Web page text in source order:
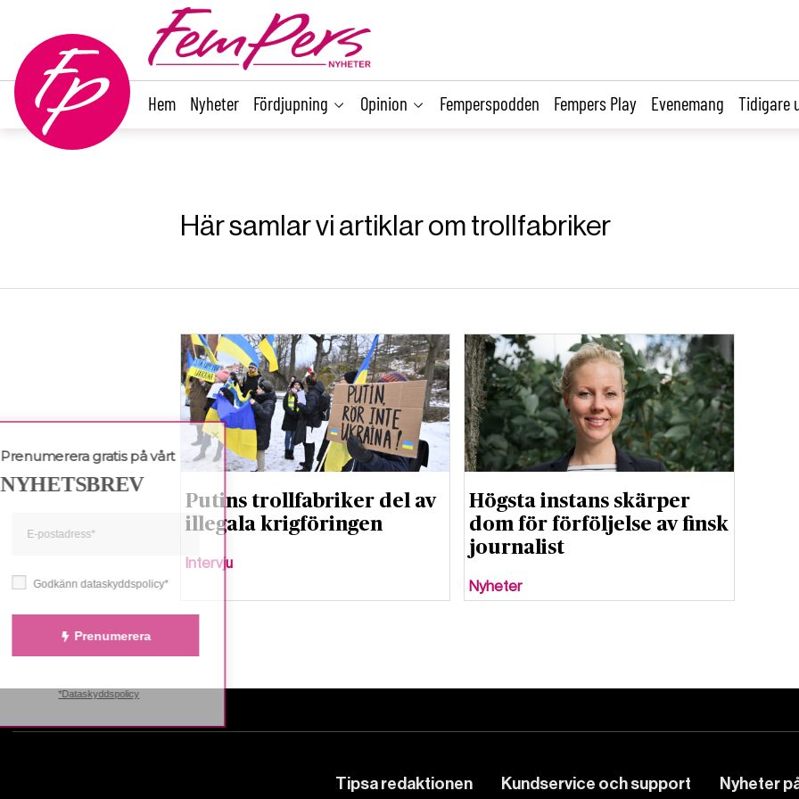
Hem Nyheter Fördjupning Opinion Femperspodden Fempers Play Evenemang Tidigare
Här samlar vi artiklar om trollfabriker
Putins trollfabriker del av
illegala krigföringen
Intervju
Högsta instans skärper
dom för förföljelse av finsk
journalist
Nyheter
Tipsa redaktionen Kundservice och support Nyheter
Godkänn dataskyddspolicy*
Prenumerera
Prenumerera gratis på vårt
NYHETSBREV
*Dataskyddspolicy